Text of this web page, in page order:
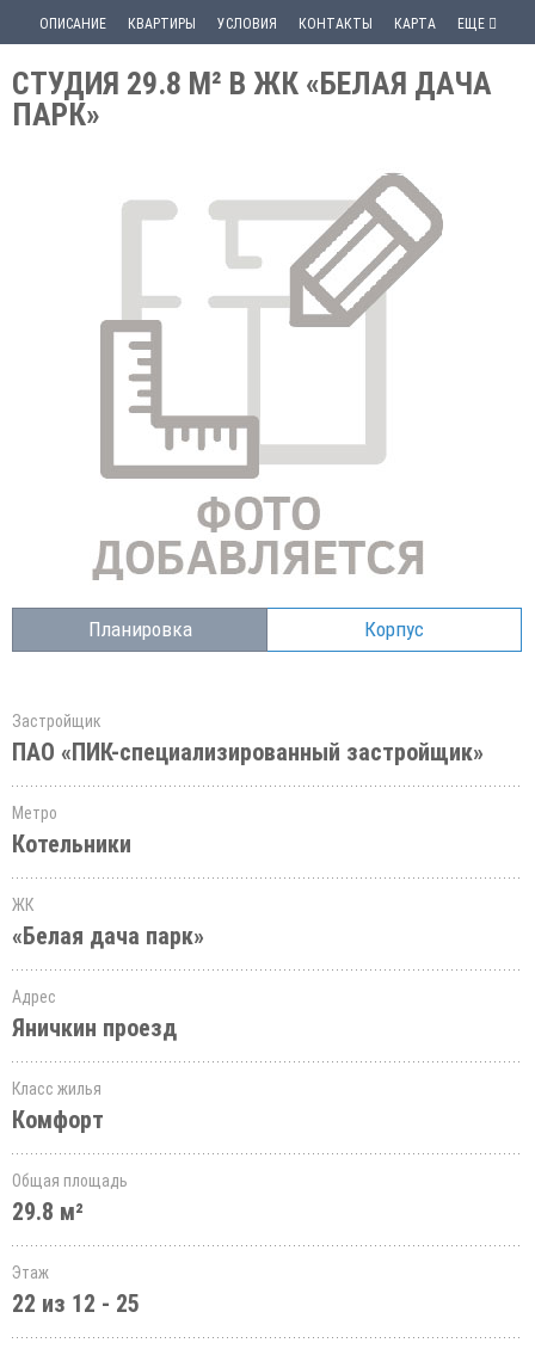
ОПИСАНИЕ КВАРТИРЫ УСЛОВИЯ КОНТАКТЫ КАРТА ЕЩЕ
СТУДИЯ 29.8 М² В ЖК «БЕЛАЯ ДАЧА
ПАРК»
Планировка Корпус
Застройщик
ПАО «ПИК-специализированный застройщик»
Метро
Котельники
ЖК
«Белая дача парк»
Адрес
Яничкин проезд
Класс жилья
Комфорт
Общая площадь
29.8 м²
Этаж
22 из 12 - 25